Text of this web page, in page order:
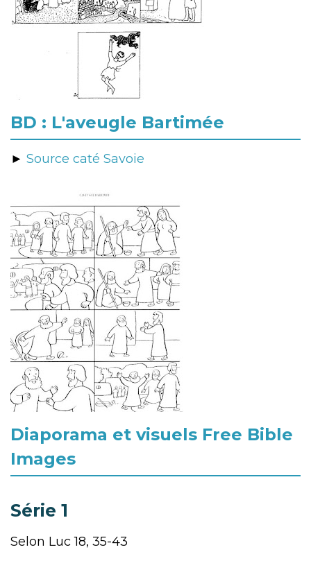
BD : L'aveugle Bartimée
► Source caté Savoie
Diaporama et visuels Free Bible
Images
Série 1
Selon Luc 18, 35-43